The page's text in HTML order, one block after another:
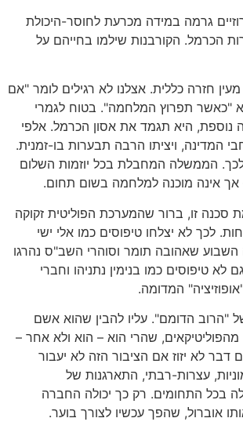
גרמה במידה מכרעת לחוסר-היכולת
הכרמל. הקורבנות שילמו בחייהם על
חזרה כללית. אצלנו לא רגילים לומר "אם
"כאשר תפרוץ המלחמה". בטוח לגמרי
היא תגמד את אסון הכרמל. אלפי
המדינה, ויציתו הרבה תבערות בו-זמנית.
לכך. הממשלה המחבלת בכל יוזמות השלום
אך אינה מוכנה למלחמה בשום תחום.
סכנה זו, ברור שהמערכת הפוליטית זקוקה
לכך לא יצלחו טיפוסים כמו אלי ישי
השבוע שאהובה תומר וסוהרי השב"ס נהרגו
לא טיפוסים כמו בנימין נתניהו וחברי
המדומה.
"הרוב הדומם". עליו להבין שהוא אשם
שהרי הוא – הוא ולא אחר –
דבר לא יזוז אם הציבור הזה לא יעבור
עצרות-רבתי, התארגנות של
בכל התחומים. רק כך יכולה החברה
אוברול, שהפך עכשיו לצורך בוער.